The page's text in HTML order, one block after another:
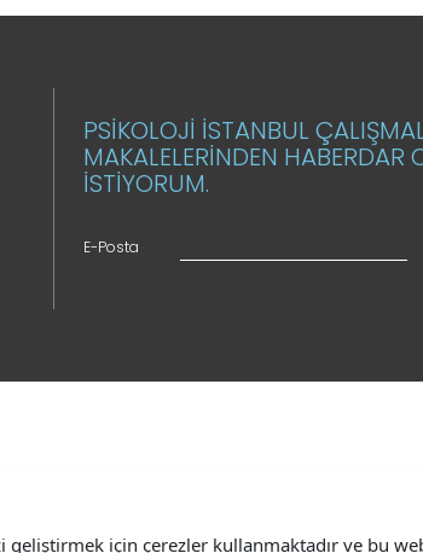
PSİKOLOJİ İSTANBUL
MAKALELERİNDEN HABERDAR
İSTİYORUM.
E-Posta
geliştirmek için çerezler kullanmaktadır ve bu